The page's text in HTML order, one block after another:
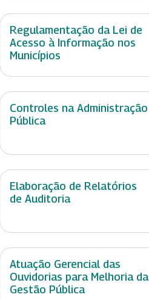
Regulamentação da Lei de
Acesso à Informação nos
Municípios
Controles na Administração
Pública
Elaboração de Relatórios
de Auditoria
Atuação Gerencial das
Ouvidorias para Melhoria da
Gestão Pública